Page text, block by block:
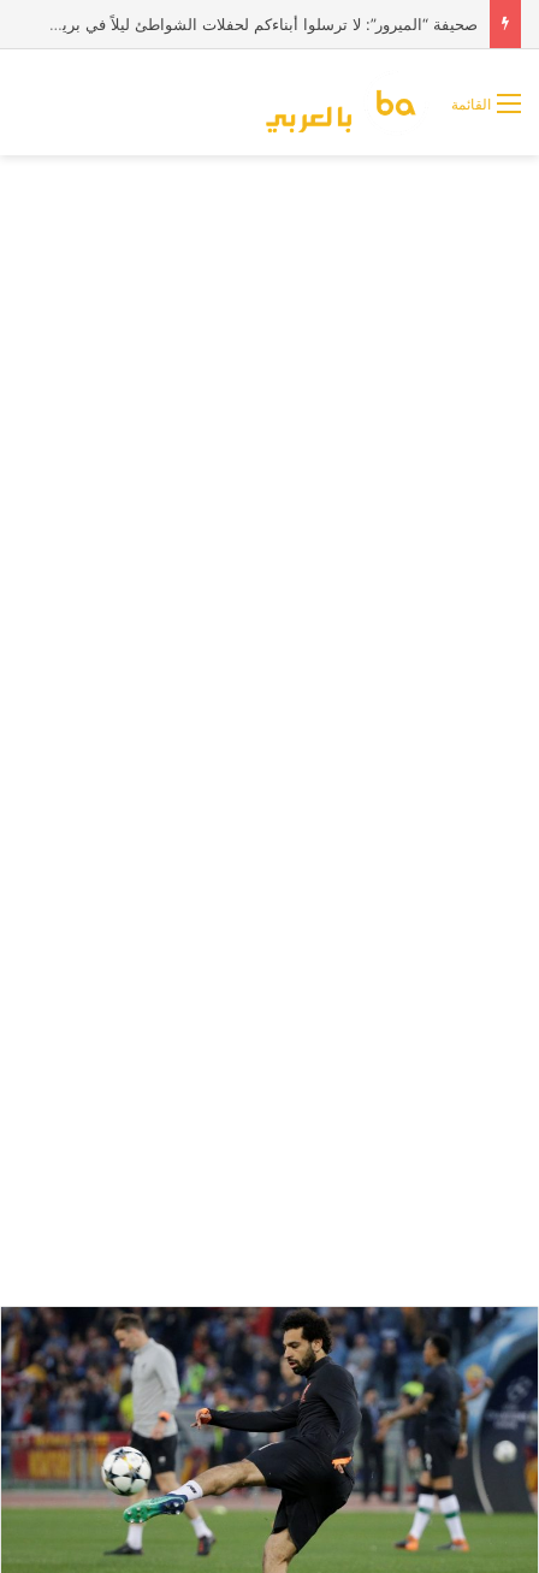
صحيفة “الميرور”: لا ترسلوا أبناءكم لحفلات الشواطئ ليلاً في بريطانيا
القائمة